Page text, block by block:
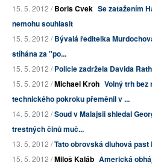
15. 5. 2012 /Boris Cvek Se zatažením
nemohu souhlasit
15. 5. 2012 /Bývalá ředitelka
stíhána za "po...
15. 5. 2012 /Policie zadržela Davida
15. 5. 2012 /Michael Kroh Volný trh bez
technického pokroku přeměnil v ...
14. 5. 2012 /Soud v Malajsii shledal
trestných činů muč...
13. 5. 2012 /Tato obrovská dluhová
15. 5. 2012 /Miloš Kaláb Americká